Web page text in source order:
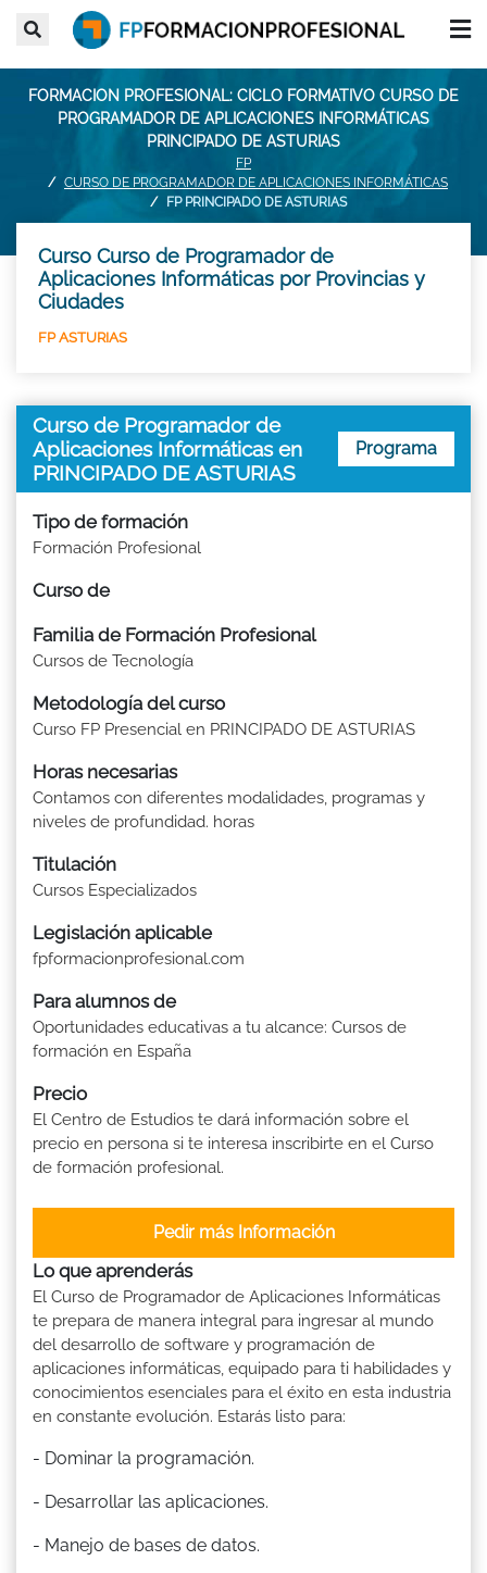
FORMACION PROFESIONAL: CICLO FORMATIVO CURSO DE
PROGRAMADOR DE APLICACIONES INFORMÁTICAS
PRINCIPADO DE ASTURIAS
FP
CURSO DE PROGRAMADOR DE APLICACIONES INFORMÁTICAS
FP PRINCIPADO DE ASTURIAS
Curso Curso de Programador de
Aplicaciones Informáticas por Provincias y
Ciudades
FP ASTURIAS
Curso de Programador de
Aplicaciones Informáticas en
PRINCIPADO DE ASTURIAS
Programa
Tipo de formación
Formación Profesional
Curso de
Familia de Formación Profesional
Cursos de Tecnología
Metodología del curso
Curso FP Presencial en PRINCIPADO DE ASTURIAS
Horas necesarias
Contamos con diferentes modalidades, programas y
niveles de profundidad. horas
Titulación
Cursos Especializados
Legislación aplicable
fpformacionprofesional.com
Para alumnos de
Oportunidades educativas a tu alcance: Cursos de
formación en España
Precio
El Centro de Estudios te dará información sobre el
precio en persona si te interesa inscribirte en el Curso
de formación profesional.
Pedir más Información
Lo que aprenderás
El Curso de Programador de Aplicaciones Informáticas
te prepara de manera integral para ingresar al mundo
del desarrollo de software y programación de
aplicaciones informáticas, equipado para ti habilidades y
conocimientos esenciales para el éxito en esta industria
en constante evolución. Estarás listo para:
- Dominar la programación.
- Desarrollar las aplicaciones.
- Manejo de bases de datos.